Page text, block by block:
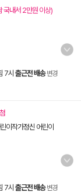
국내서 2만원 이상)
7시 출근전 배송 변경
이작가정신 어린이
7시 출근전 배송 변경